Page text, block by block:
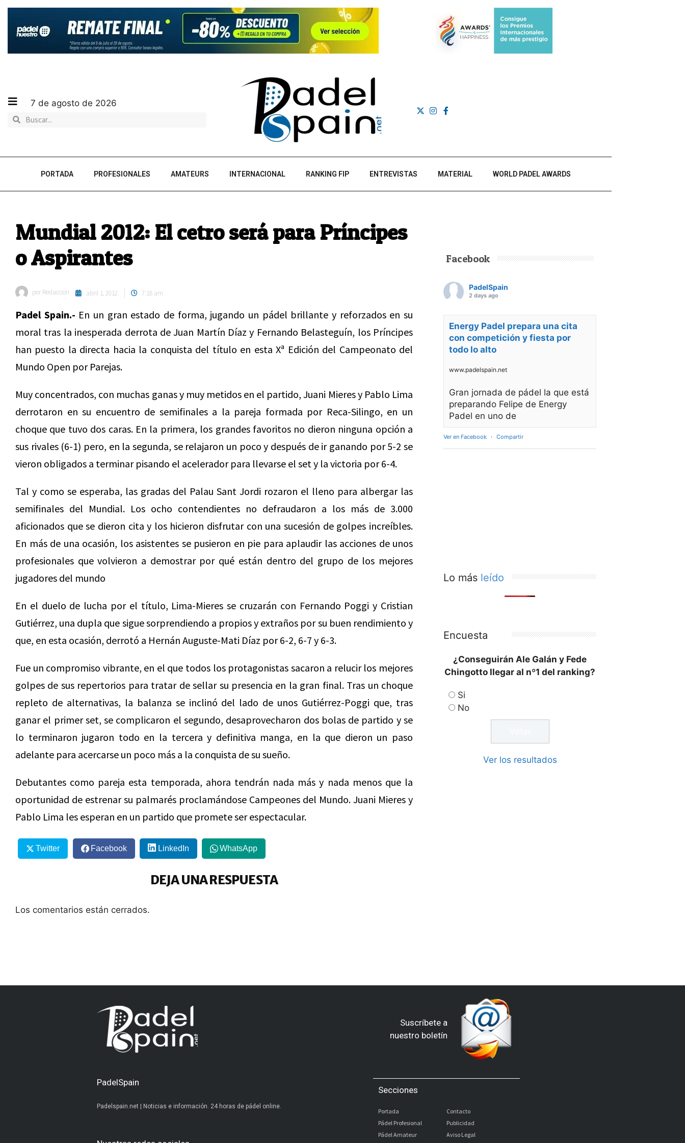
7 de agosto de 2026
PORTADA PROFESIONALES AMATEURS INTERNACIONAL RANKING FIP ENTREVISTAS MATERIAL WORLD PADEL AWARDS
Mundial 2012: El cetro será para Príncipes
o Aspirantes
por Redaccion abril 1, 2012 7:18 am
Padel Spain.- En un gran estado de forma, jugando un pádel brillante y reforzados en su
moral tras la inesperada derrota de Juan Martín Díaz y Fernando Belasteguín, los Príncipes
han puesto la directa hacia la conquista del título en esta Xª Edición del Campeonato del
Mundo Open por Parejas.
Muy concentrados, con muchas ganas y muy metidos en el partido, Juani Mieres y Pablo Lima
derrotaron en su encuentro de semifinales a la pareja formada por Reca-Silingo, en un
choque que tuvo dos caras. En la primera, los grandes favoritos no dieron ninguna opción a
sus rivales (6-1) pero, en la segunda, se relajaron un poco y después de ir ganando por 5-2 se
vieron obligados a terminar pisando el acelerador para llevarse el set y la victoria por 6-4.
Tal y como se esperaba, las gradas del Palau Sant Jordi rozaron el lleno para albergar las
semifinales del Mundial. Los ocho contendientes no defraudaron a los más de 3.000
aficionados que se dieron cita y los hicieron disfrutar con una sucesión de golpes increíbles.
En más de una ocasión, los asistentes se pusieron en pie para aplaudir las acciones de unos
profesionales que volvieron a demostrar por qué están dentro del grupo de los mejores
jugadores del mundo
En el duelo de lucha por el título, Lima-Mieres se cruzarán con Fernando Poggi y Cristian
Gutiérrez, una dupla que sigue sorprendiendo a propios y extraños por su buen rendimiento y
que, en esta ocasión, derrotó a Hernán Auguste-Mati Díaz por 6-2, 6-7 y 6-3.
Fue un compromiso vibrante, en el que todos los protagonistas sacaron a relucir los mejores
golpes de sus repertorios para tratar de sellar su presencia en la gran final. Tras un choque
repleto de alternativas, la balanza se inclinó del lado de unos Gutiérrez-Poggi que, tras
ganar el primer set, se complicaron el segundo, desaprovecharon dos bolas de partido y se
lo terminaron jugaron todo en la tercera y definitiva manga, en la que dieron un paso
adelante para acercarse un poco más a la conquista de su sueño.
Debutantes como pareja esta temporada, ahora tendrán nada más y nada menos que la
oportunidad de estrenar su palmarés proclamándose Campeones del Mundo. Juani Mieres y
Pablo Lima les esperan en un partido que promete ser espectacular.
Twitter Facebook LinkedIn WhatsApp
DEJA UNA RESPUESTA
Los comentarios están cerrados.
Facebook
PadelSpain
2 days ago
Energy Padel prepara una cita
con competición y fiesta por
todo lo alto
www.padelspain.net
Gran jornada de pádel la que está
preparando Felipe de Energy
Padel en uno de
Ver en Facebook · Compartir
Lo más leído
Encuesta
¿Conseguirán Ale Galán y Fede
Chingotto llegar al nº1 del ranking?
Si
No
Ver los resultados
Suscríbete a
nuestro boletín
PadelSpain
Padelspain.net | Noticias e información. 24 horas de pádel online.
Secciones
Portada
Pádel Profesional
Pádel Amateur
Contacto
Publicidad
Aviso Legal